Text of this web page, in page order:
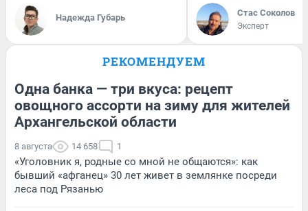
Надежда Губарь Стас Соколов
Эксперт
РЕКОМЕНДУЕМ
Одна банка — три вкуса: рецепт
овощного ассорти на зиму для жителей
Архангельской области
8 августа 14 658 1
«Уголовник я, родные со мной не общаются»: как
бывший «афганец» 30 лет живет в землянке посреди
леса под Рязанью